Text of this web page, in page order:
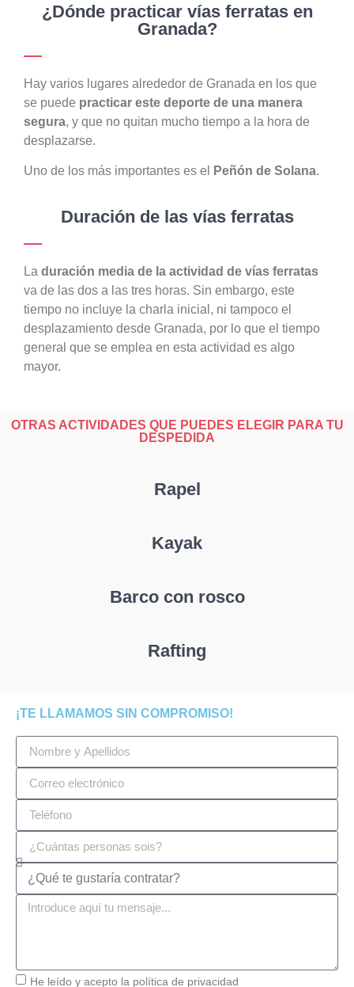
¿Dónde practicar vías ferratas en
Granada?
Hay varios lugares alrededor de Granada en los que
se puede practicar este deporte de una manera
segura, y que no quitan mucho tiempo a la hora de
desplazarse.
Uno de los más importantes es el Peñón de Solana.
Duración de las vías ferratas
La duración media de la actividad de vías ferratas
va de las dos a las tres horas. Sin embargo, este
tiempo no incluye la charla inicial, ni tampoco el
desplazamiento desde Granada, por lo que el tiempo
general que se emplea en esta actividad es algo
mayor.
OTRAS ACTIVIDADES QUE PUEDES ELEGIR PARA TU
DESPEDIDA
Rapel
Kayak
Barco con rosco
Rafting
¡TE LLAMAMOS SIN COMPROMISO!
He leído y acepto la política de privacidad